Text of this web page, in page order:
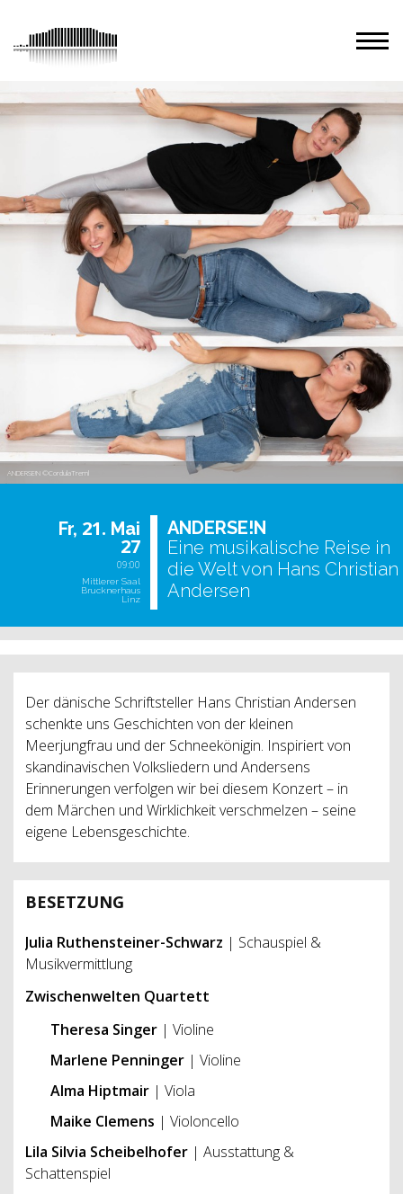
ANDERSE!N ©CordulaTreml
Fr, 21. Mai
27
09:00
Mittlerer Saal
Brucknerhaus
Linz
AN­DER­SE!N
Eine musikalische Reise in
die Welt von Hans Christian
Andersen
Der dänische Schriftsteller Hans Christian Andersen
schenkte uns Geschichten von der kleinen
Meerjungfrau und der Schneekönigin. Inspiriert von
skandinavischen Volksliedern und Andersens
Erinnerungen verfolgen wir bei diesem Konzert – in
dem Märchen und Wirklichkeit verschmelzen – seine
eigene Lebensgeschichte.
BESETZUNG
Julia Ruthensteiner-Schwarz | Schauspiel &
Musikvermittlung
Zwischenwelten Quartett
Theresa Singer | Violine
Marlene Penninger | Violine
Alma Hiptmair | Viola
Maike Clemens | Violoncello
Lila Silvia Scheibelhofer | Ausstattung &
Schattenspiel